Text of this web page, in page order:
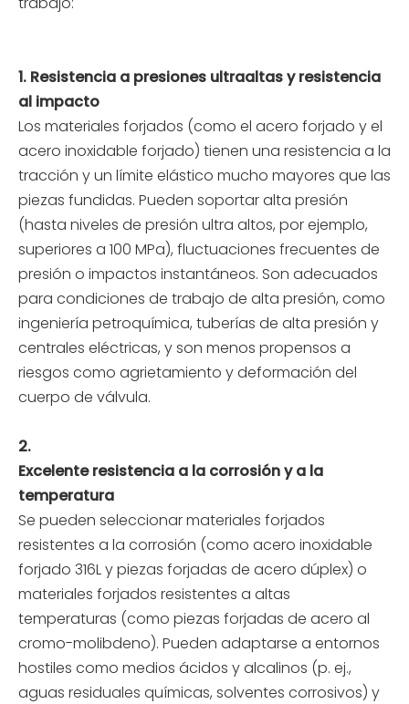
1. Resistencia a presiones ultraaltas y resistencia
al impacto
Los materiales forjados (como el acero forjado y el
acero inoxidable forjado) tienen una resistencia a la
tracción y un límite elástico mucho mayores que las
piezas fundidas. Pueden soportar alta presión
(hasta niveles de presión ultra altos, por ejemplo,
superiores a 100 MPa), fluctuaciones frecuentes de
presión o impactos instantáneos. Son adecuados
para condiciones de trabajo de alta presión, como
ingeniería petroquímica, tuberías de alta presión y
centrales eléctricas, y son menos propensos a
riesgos como agrietamiento y deformación del
cuerpo de válvula.
2.
Excelente resistencia a la corrosión y a la
temperatura
Se pueden seleccionar materiales forjados
resistentes a la corrosión (como acero inoxidable
forjado 316L y piezas forjadas de acero dúplex) o
materiales forjados resistentes a altas
temperaturas (como piezas forjadas de acero al
cromo-molibdeno). Pueden adaptarse a entornos
hostiles como medios ácidos y alcalinos (p. ej.,
aguas residuales químicas, solventes corrosivos) y